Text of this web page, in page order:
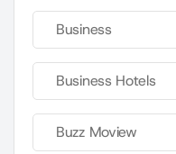
Business
Business Hotels
Buzz Moview